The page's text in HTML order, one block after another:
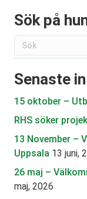
Sök på
Senaste
15 oktober –
RHS söker
13 November –
Uppsala 13 juni,
26 maj –
maj, 2026